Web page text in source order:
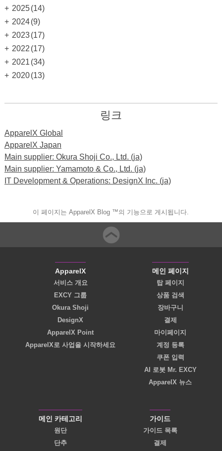
+ 2025(14)
+ 2024(9)
+ 2023(17)
+ 2022 (17)
+ 2021 (34)
+ 2020(13)
링크
ApparelX Global
ApparelX Japan
Main supplier: Okura Shoji Co., Ltd. (ja)
Main supplier: Yamamoto & Co., Ltd. (ja)
IT Development & Operations: DesignX Inc. (ja)
이 페이지는 ApparelX Blog ™의 기능으로 게시됩니다.
ApparelX
서비스 개요
EXCY 그룹
Okura Shoji
DesignX
ApparelX Point
ApparelX로 사업을 시작하세요
메인 페이지
탑 페이지
상품 검색
장바구니
결제
마이페이지
계정 등록
쿠폰 입력
AI 로봇 Mr. EXCY
ApparelX 뉴스
메인 카테고리
원단
단추
가이드
가이드 목록
결제